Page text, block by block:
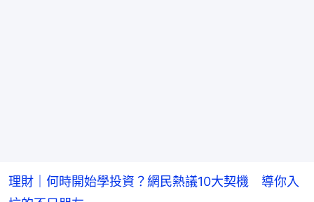
理財｜何時開始學投資？網民熱議10大契機 導你入